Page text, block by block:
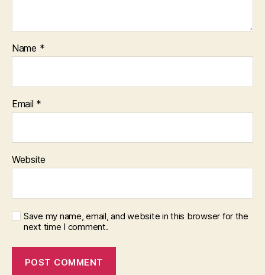
Name *
Email *
Website
Save my name, email, and website in this browser for the
next time I comment.